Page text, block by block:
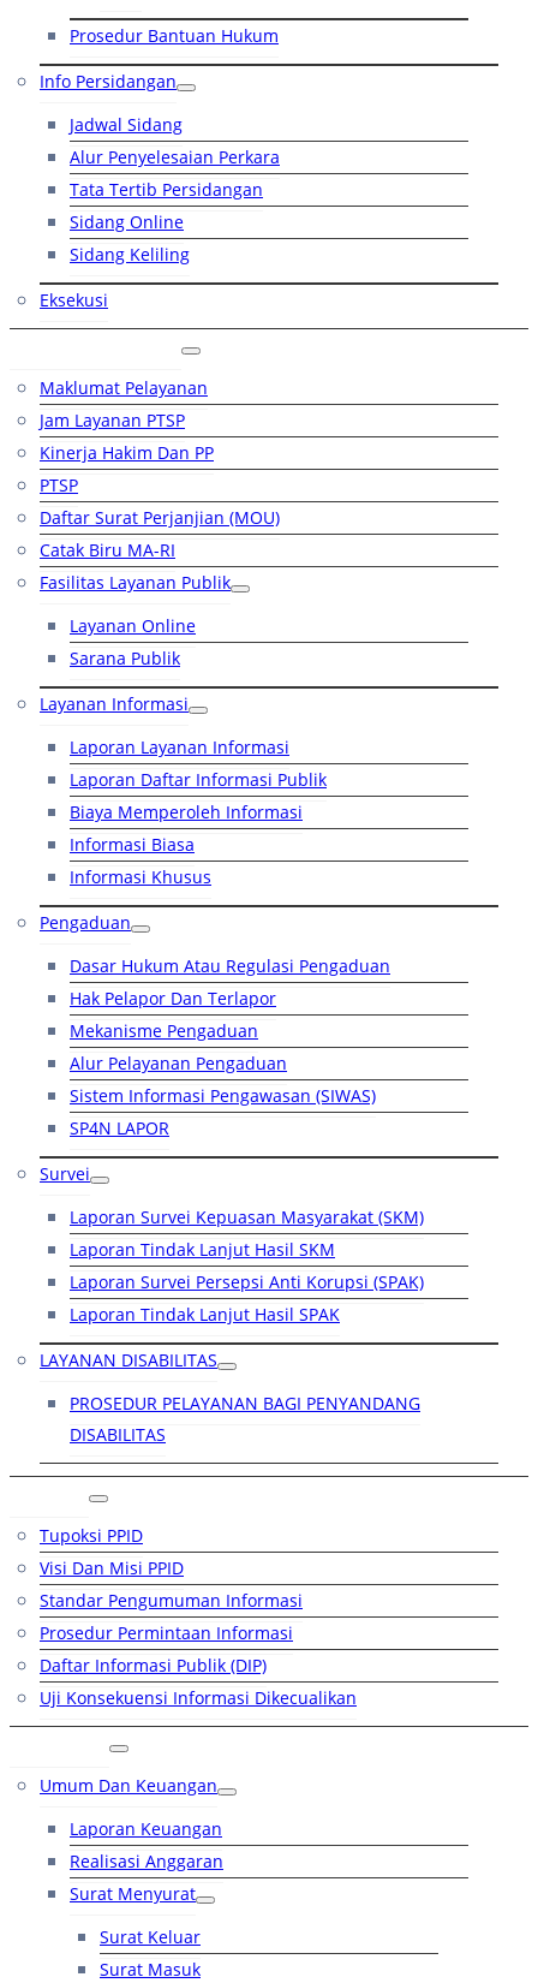
Prosedur Bantuan Hukum
Info Persidangan
Jadwal Sidang
Alur Penyelesaian Perkara
Tata Tertib Persidangan
Sidang Online
Sidang Keliling
Eksekusi
Maklumat Pelayanan
Jam Layanan PTSP
Kinerja Hakim Dan PP
PTSP
Daftar Surat Perjanjian (MOU)
Catak Biru MA-RI
Fasilitas Layanan Publik
Layanan Online
Sarana Publik
Layanan Informasi
Laporan Layanan Informasi
Laporan Daftar Informasi Publik
Biaya Memperoleh Informasi
Informasi Biasa
Informasi Khusus
Pengaduan
Dasar Hukum Atau Regulasi Pengaduan
Hak Pelapor Dan Terlapor
Mekanisme Pengaduan
Alur Pelayanan Pengaduan
Sistem Informasi Pengawasan (SIWAS)
SP4N LAPOR
Survei
Laporan Survei Kepuasan Masyarakat (SKM)
Laporan Tindak Lanjut Hasil SKM
Laporan Survei Persepsi Anti Korupsi (SPAK)
Laporan Tindak Lanjut Hasil SPAK
LAYANAN DISABILITAS
PROSEDUR PELAYANAN BAGI PENYANDANG
DISABILITAS
Tupoksi PPID
Visi Dan Misi PPID
Standar Pengumuman Informasi
Prosedur Permintaan Informasi
Daftar Informasi Publik (DIP)
Uji Konsekuensi Informasi Dikecualikan
Umum Dan Keuangan
Laporan Keuangan
Realisasi Anggaran
Surat Menyurat
Surat Keluar
Surat Masuk